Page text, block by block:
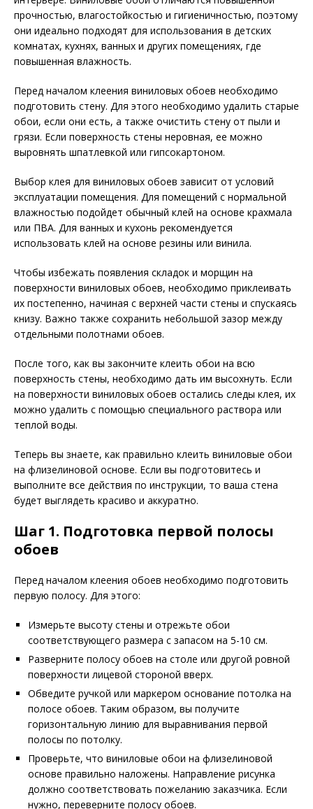
прочностью, влагостойкостью и гигиеничностью, поэтому
они идеально подходят для использования в детских
комнатах, кухнях, ванных и других помещениях, где
повышенная влажность.
Перед началом клеения виниловых обоев необходимо
подготовить стену. Для этого необходимо удалить старые
обои, если они есть, а также очистить стену от пыли и
грязи. Если поверхность стены неровная, ее можно
выровнять шпатлевкой или гипсокартоном.
Выбор клея для виниловых обоев зависит от условий
эксплуатации помещения. Для помещений с нормальной
влажностью подойдет обычный клей на основе крахмала
или ПВА. Для ванных и кухонь рекомендуется
использовать клей на основе резины или винила.
Чтобы избежать появления складок и морщин на
поверхности виниловых обоев, необходимо приклеивать
их постепенно, начиная с верхней части стены и спускаясь
книзу. Важно также сохранить небольшой зазор между
отдельными полотнами обоев.
После того, как вы закончите клеить обои на всю
поверхность стены, необходимо дать им высохнуть. Если
на поверхности виниловых обоев остались следы клея, их
можно удалить с помощью специального раствора или
теплой воды.
Теперь вы знаете, как правильно клеить виниловые обои
на флизелиновой основе. Если вы подготовитесь и
выполните все действия по инструкции, то ваша стена
будет выглядеть красиво и аккуратно.
Шаг 1. Подготовка первой полосы
обоев
Перед началом клеения обоев необходимо подготовить
первую полосу. Для этого:
Измерьте высоту стены и отрежьте обои
соответствующего размера с запасом на 5-10 см.
Разверните полосу обоев на столе или другой ровной
поверхности лицевой стороной вверх.
Обведите ручкой или маркером основание потолка на
полосе обоев. Таким образом, вы получите
горизонтальную линию для выравнивания первой
полосы по потолку.
Проверьте, что виниловые обои на флизелиновой
основе правильно наложены. Направление рисунка
должно соответствовать пожеланию заказчика. Если
нужно, переверните полосу обоев.